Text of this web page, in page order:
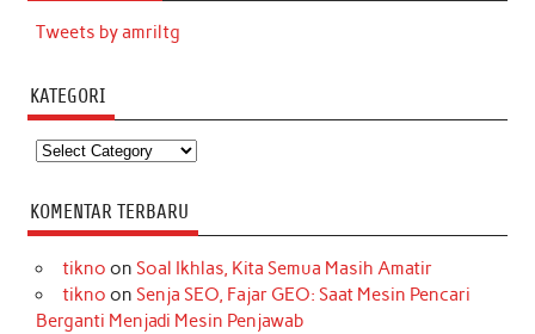
Tweets by amriltg
KATEGORI
Kategori
KOMENTAR TERBARU
tikno on Soal Ikhlas, Kita Semua Masih Amatir
tikno on Senja SEO, Fajar GEO: Saat Mesin Pencari
Berganti Menjadi Mesin Penjawab